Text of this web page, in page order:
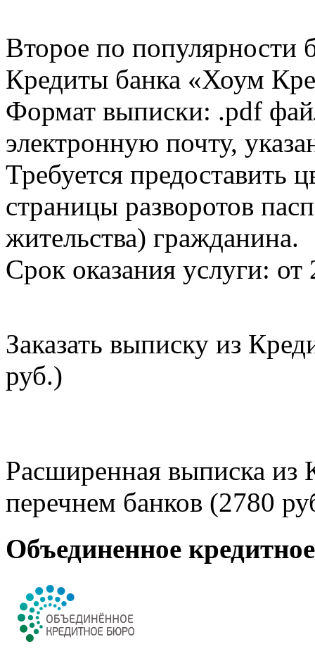
Второе по популярности
Кредиты банка «Хоум
Формат выписки: .pdf
электронную почту,
Требуется предоставить
страницы разворотов
жительства) гражданина.
Срок оказания услуги: от
Заказать выписку из
руб.)
Расширенная выписка из
перечнем банков (2780
Объединенное